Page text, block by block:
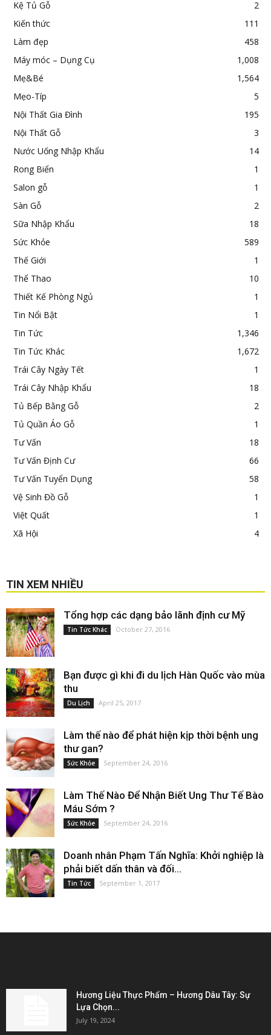
Kệ Tủ Gỗ
2
Kiến thức
111
Làm đẹp
458
Máy móc – Dụng Cụ
1,008
Mẹ&Bé
1,564
Mẹo-Típ
5
Nội Thất Gia Đình
195
Nội Thất Gỗ
3
Nước Uống Nhập Khẩu
14
Rong Biển
1
Salon gỗ
1
Sàn Gỗ
2
Sữa Nhập Khẩu
18
Sức Khỏe
589
Thế Giới
1
Thể Thao
10
Thiết Kế Phòng Ngủ
1
Tin Nổi Bật
1
Tin Tức
1,346
Tin Tức Khác
1,672
Trái Cây Ngày Tết
1
Trái Cây Nhập Khẩu
18
Tủ Bếp Bằng Gỗ
2
Tủ Quần Áo Gỗ
1
Tư Vấn
18
Tư Vấn Định Cư
66
Tư Vấn Tuyển Dụng
58
Vệ Sinh Đồ Gỗ
1
Việt Quất
1
Xã Hội
4
TIN XEM NHIỀU
Tổng hợp các dạng bảo lãnh định cư Mỹ
Tin Tức Khác October 27, 2016
Bạn được gì khi đi du lịch Hàn Quốc vào mùa
thu
Du Lịch April 25, 2017
Làm thế nào để phát hiện kịp thời bệnh ung
thư gan?
Sức Khỏe September 24, 2016
Làm Thế Nào Để Nhận Biết Ung Thư Tế Bào
Máu Sớm ?
Sức Khỏe September 24, 2016
Doanh nhân Phạm Tấn Nghĩa: Khởi nghiệp là
phải biết dấn thân và đối...
Tin Tức September 1, 2017
Hương Liệu Thực Phẩm – Hương Dâu Tây: Sự
Lựa Chọn...
July 19, 2024